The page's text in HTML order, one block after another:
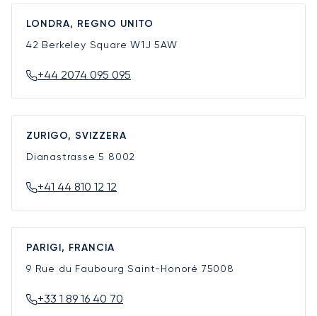
LONDRA, REGNO UNITO
42 Berkeley SquareW1J 5AW
+44 2074 095 095
ZURIGO, SVIZZERA
Dianastrasse 5 8002
+41 44 810 12 12
PARIGI, FRANCIA
9 Rue du Faubourg Saint-Honoré 75008
+33 1 89 16 40 70